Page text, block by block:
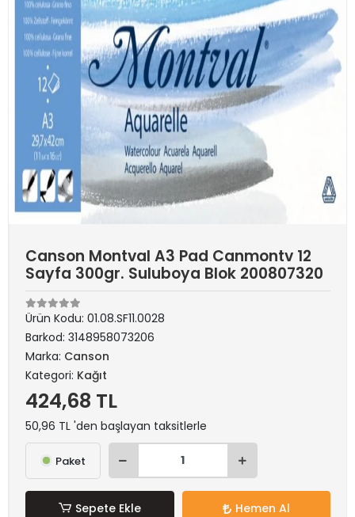
Canson Montval A3 Pad Canmontv 12
Sayfa 300gr. Suluboya Blok 200807320
Ürün Kodu: 01.08.SF11.0028
Barkod: 3148958073206
Marka: Canson
Kategori: Kağıt
424,68 TL
50,96 TL 'den başlayan taksitlerle
Paket
Sepete Ekle Hemen Al